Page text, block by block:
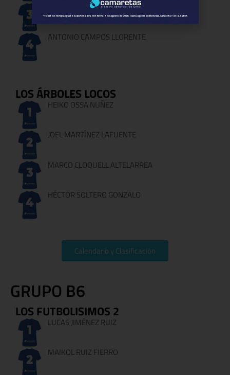
JAVIER DORADO RUIZ
ANTONIO CAMPOS LLORENTE
LOS ÁRBOLES LOCOS
HEIKO OSSA NUÑEZ
JOEL MARTÍNEZ LAFUENTE
MARCO CLOQUELL ALTELARREA
HÉCTOR SOLTERO GONZALO
Calendario y Clasificación
GRUPO B6
LOS FUTBOLISIMOS 2
LUCAS JIMÉNEZ RUIZ
MAIKOL RUIZ FIERRO